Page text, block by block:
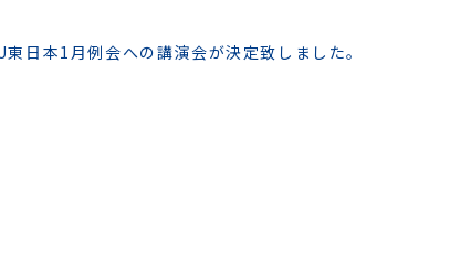
日本1月例会への講演会が決定致しました。